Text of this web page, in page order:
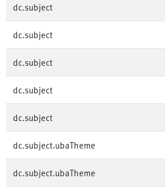
dc.subject
dc.subject
dc.subject
dc.subject
dc.subject
dc.subject.ubaTheme
dc.subject.ubaTheme